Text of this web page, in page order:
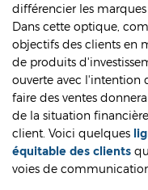
différencier les
Dans cette optique,
objectifs des clients en
de produits
ouverte avec l'intention
faire des ventes
de la situation
client. Voici quelques
équitable des clients
voies de